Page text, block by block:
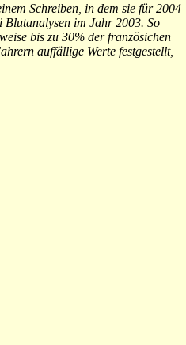
Schreiben, in dem sie für 2004
im Jahr 2003. So
bis zu 30% der französichen
auffällige Werte festgestellt,